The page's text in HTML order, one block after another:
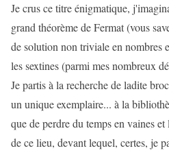
Je crus ce titre énigmatique,
grand théorème de Fermat (vous
de solution non triviale en nombres
les sextines (parmi mes nombreux
Je partis à la recherche de ladite
un unique exemplaire... à la
que de perdre du temps en vaines
de ce lieu, devant lequel, certes, je